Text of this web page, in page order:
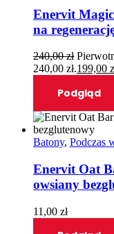
Enervit
na
240,00zł
240,00 zł.199,00
Podgląd
Batony, Podczas
Enervit Oat
owsiany
11,00 zł